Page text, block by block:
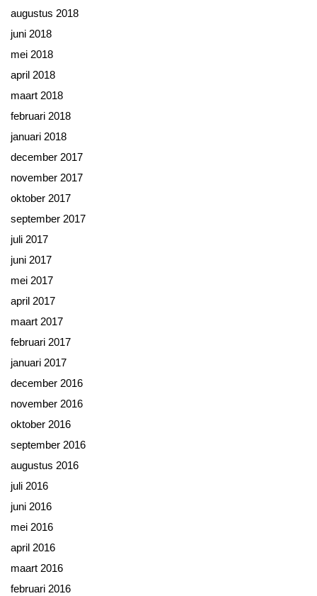
augustus 2018
juni 2018
mei 2018
april 2018
maart 2018
februari 2018
januari 2018
december 2017
november 2017
oktober 2017
september 2017
juli 2017
juni 2017
mei 2017
april 2017
maart 2017
februari 2017
januari 2017
december 2016
november 2016
oktober 2016
september 2016
augustus 2016
juli 2016
juni 2016
mei 2016
april 2016
maart 2016
februari 2016